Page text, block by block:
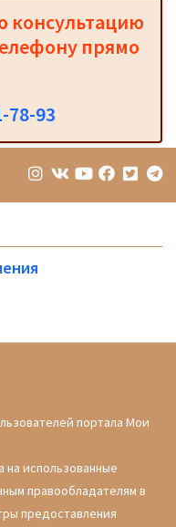
консультацию
прямо
78-93
портала Мои
на использованные
правообладателям в
предоставления